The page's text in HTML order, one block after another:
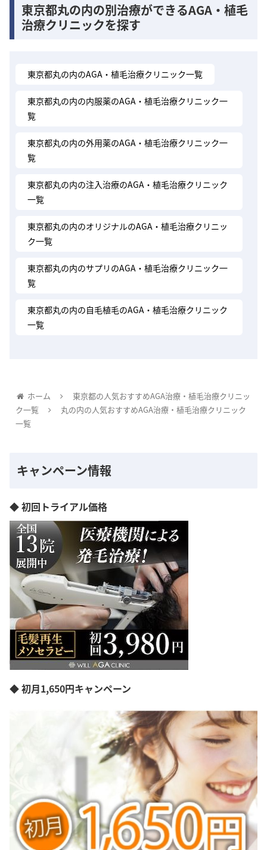
東京都丸の内の別治療ができるAGA・植毛
治療クリニックを探す
東京都丸の内のAGA・植毛治療クリニック一覧
東京都丸の内の内服薬のAGA・植毛治療クリニック一
覧
東京都丸の内の外用薬のAGA・植毛治療クリニック一
覧
東京都丸の内の注入治療のAGA・植毛治療クリニック
一覧
東京都丸の内のオリジナルのAGA・植毛治療クリニッ
ク一覧
東京都丸の内のサプリのAGA・植毛治療クリニック一
覧
東京都丸の内の自毛植毛のAGA・植毛治療クリニック
一覧
ホーム
東京都の人気おすすめAGA治療・植毛治療クリニッ
ク一覧
丸の内の人気おすすめAGA治療・植毛治療クリニック
一覧
キャンペーン情報
◆ 初回トライアル価格
◆ 初月1,650円キャンペーン